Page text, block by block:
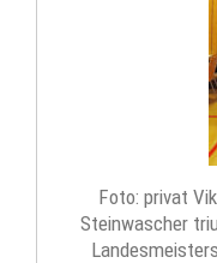
Foto: privat
Steinwascher